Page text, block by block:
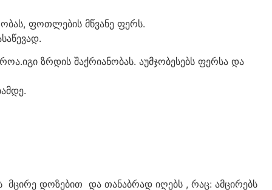
ფოთლების მწვანე ფერს.
ზრდის შაქრიანობას. აუმჯობესებს ფერსა და
დოზებით და თანაბრად იღებს , რაც: ამცირებს